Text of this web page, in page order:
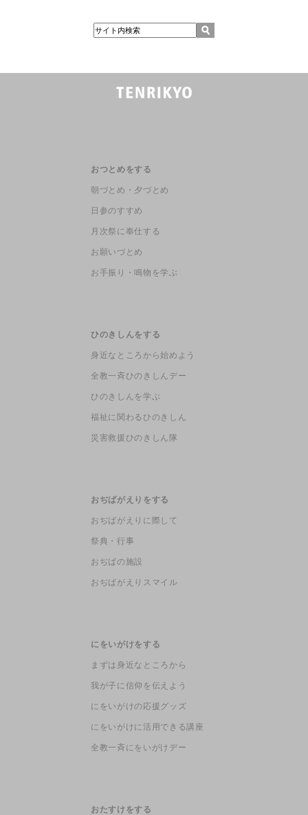
おつとめをする
朝づとめ・夕づとめ
日参のすすめ
月次祭に奉仕する
お願いづとめ
お手振り・鳴物を学ぶ
ひのきしんをする
身近なところから始めよう
全教一斉ひのきしんデー
ひのきしんを学ぶ
福祉に関わるひのきしん
災害救援ひのきしん隊
おぢばがえりをする
おぢばがえりに際して
祭典・行事
おぢばの施設
おぢばがえりスマイル
にをいがけをする
まずは身近なところから
我が子に信仰を伝えよう
にをいがけの応援グッズ
にをいがけに活用できる講座
全教一斉にをいがけデー
おたすけをする